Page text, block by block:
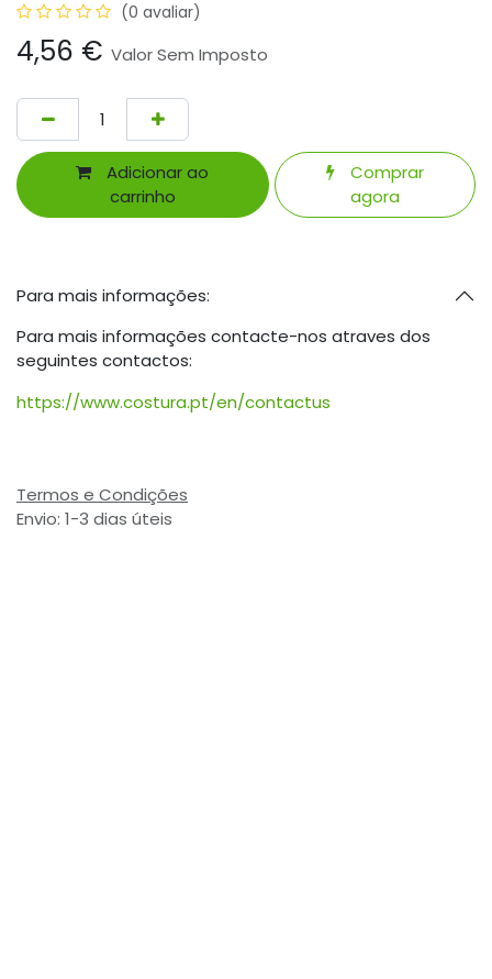
(0 avaliar)
4,56 € Valor Sem Imposto
Adicionar ao
carrinho
Comprar
agora
Para mais informações:
Para mais informações contacte-nos atraves dos
seguintes contactos:
https://www.costura.pt/en/contactus
Termos e Condições
Envio: 1-3 dias úteis